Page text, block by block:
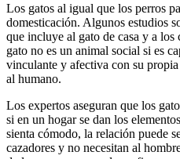
Los gatos al igual que los perros
domesticación. Algunos estudios
que incluye al gato de casa y a los
gato no es un animal social si es
vinculante y afectiva con su
al humano.
Los expertos aseguran que los
si en un hogar se dan los
sienta cómodo, la relación puede
cazadores y no necesitan al